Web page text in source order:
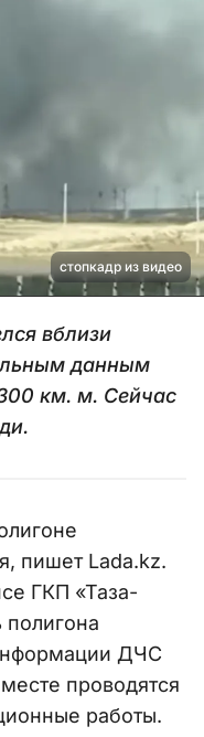
стопкадр из видео
вблизи
данным
км. м. Сейчас
пишет Lada.kz.
ГКП «Таза-
ДЧС
проводятся
работы.